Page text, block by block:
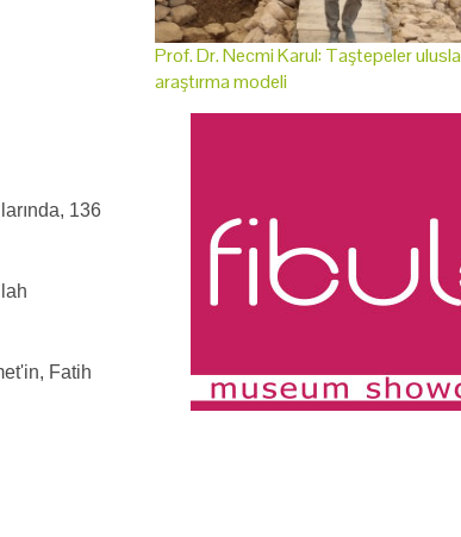
136
Fatih
Prof. Dr. Necmi Karul: Taştepeler
araştırma modeli